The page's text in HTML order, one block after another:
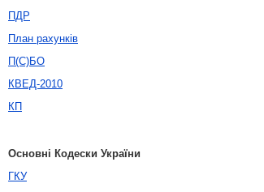
ПДР
План рахунків
П(С)БО
КВЕД-2010
КП
Основні Кодески України
ГКУ